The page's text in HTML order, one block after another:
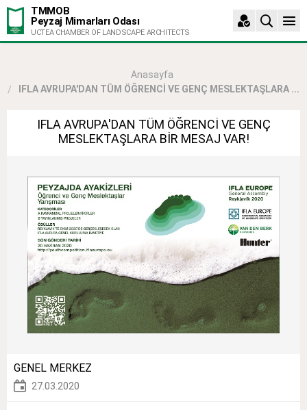
TMMOB
Peyzaj Mimarları Odası
UCTEA CHAMBER OF LANDSCAPE ARCHITECTS
Anasayfa
IFLA AVRUPA'DAN TÜM ÖĞRENCİ VE GENÇ MESLEKTAŞLARA ...
IFLA AVRUPA'DAN TÜM ÖĞRENCİ VE GENÇ
MESLEKTAŞLARA BİR MESAJ VAR!
GENEL MERKEZ
27.03.2020